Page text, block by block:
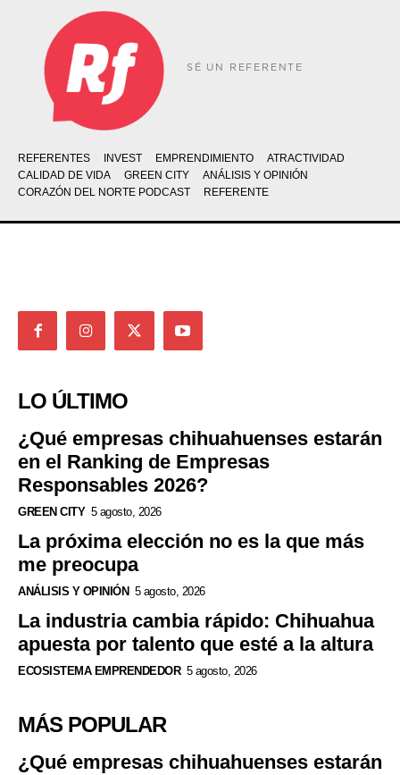
SÉ UN REFERENTE
REFERENTES INVEST EMPRENDIMIENTO
ATRACTIVIDAD
CALIDAD DE VIDA
GREEN CITY
ANÁLISIS Y OPINIÓN
CORAZÓN DEL NORTE PODCAST
REFERENTE
LO ÚLTIMO
¿Qué empresas chihuahuenses estarán
en el Ranking de Empresas
Responsables 2026?
GREEN CITY 5 agosto, 2026
La próxima elección no es la que más
me preocupa
ANÁLISIS Y OPINIÓN 5 agosto, 2026
La industria cambia rápido: Chihuahua
apuesta por talento que esté a la altura
ECOSISTEMA EMPRENDEDOR 5 agosto, 2026
MÁS POPULAR
¿Qué empresas chihuahuenses estarán